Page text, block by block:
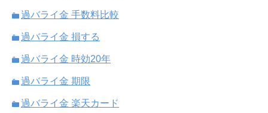
過バライ金 手数料比較
過バライ金 損する
過バライ金 時効20年
過バライ金 期限
過バライ金 楽天カード